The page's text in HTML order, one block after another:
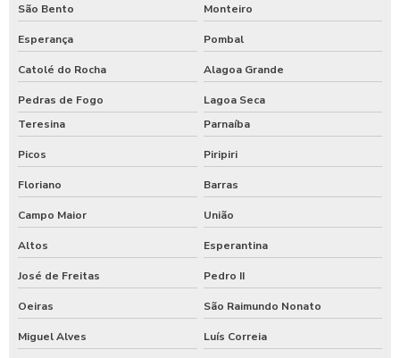
São Bento Monteiro
Esperança Pombal
Catolé do Rocha Alagoa Grande
Pedras de Fogo
Lagoa Seca
Teresina
Parnaíba
Picos Piripiri
Floriano Barras
Campo Maior União
Altos Esperantina
José de Freitas Pedro II
Oeiras São Raimundo Nonato
Miguel Alves Luís Correia